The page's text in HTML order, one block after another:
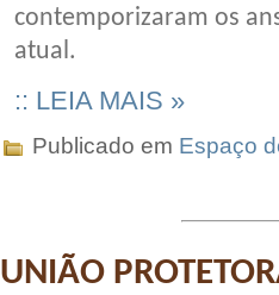
contemporizaram os
atual.
:: LEIA MAIS »
Publicado em Espaço
UNIÃO